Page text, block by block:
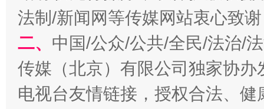
阿坝州三大球赛在茂县开幕 规模
法制/新闻网等传媒网站衷心致
二、 中国/公众/公共/全民/法治/
传媒（北京）有限公司独家协
电视台友情链接，授权合法、